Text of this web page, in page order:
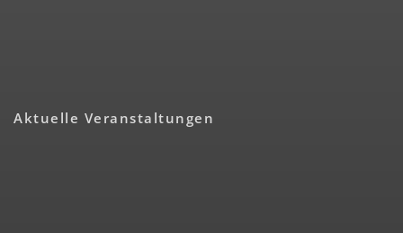
Aktuelle Veranstaltungen